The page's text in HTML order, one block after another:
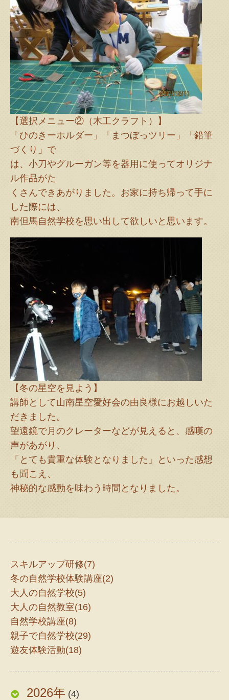
【選択メニュー②（木工クラフト）】
「ひのきーホルダー」「まつぼっツリー」「鉛筆
づくり」で
は、小刀やグルーガン等を器用に使ってオリジナ
ル作品がた
くさんできあがりました。お家に持ち帰って手に
した際には、
南但馬自然学校を思い出して欲しいと思います。
【冬の星空を見よう】
講師として山南星空愛好会の由良様にお越しいた
だきました。
望遠鏡で月のクレーターなどが見えると、感嘆の
声があがり、
「とても貴重な体験となりました」といった感想
も聞こえ、
神秘的な感動を味わう時間となりました。
スキルアップ研修(7)
冬の自然学校体験講座(2)
大人の自然学校(5)
大人の自然教室(16)
自然学校講座(8)
親子で自然学校(29)
遊友体験活動(18)
2026年 (4)